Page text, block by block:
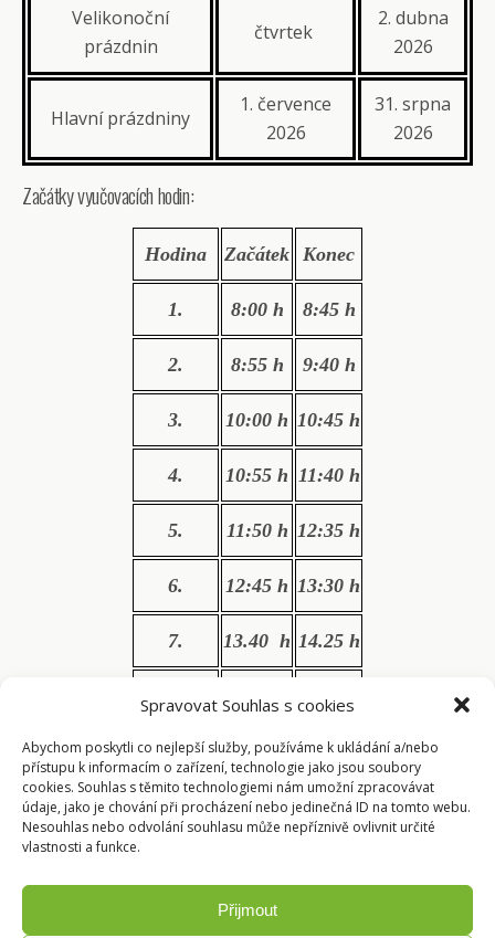
Spravovat Souhlas s cookies
Abychom poskytli co nejlepší služby, používáme k ukládání a/nebo
přístupu k informacím o zařízení, technologie jako jsou soubory
cookies. Souhlas s těmito technologiemi nám umožní zpracovávat
údaje, jako je chování při procházení nebo jedinečná ID na tomto webu.
Nesouhlas nebo odvolání souhlasu může nepříznivě ovlivnit určité
vlastnosti a funkce.
Přijmout
Velikonoční
prázdnin
čtvrtek
2. dubna
2026
Hlavní prázdniny
1. července
2026
31. srpna
2026
Začátky vyučovacích hodin:
Hodina Začátek Konec
1. 8:00 h 8:45 h
2. 8:55 h 9:40 h
3. 10:00 h 10:45 h
4. 10:55 h 11:40 h
5. 11:50 h 12:35 h
6. 12:45 h 13:30 h
7. 13.40 h 14.25 h
14.35 h 15.20 h
9. 15.30 h 16.15 h